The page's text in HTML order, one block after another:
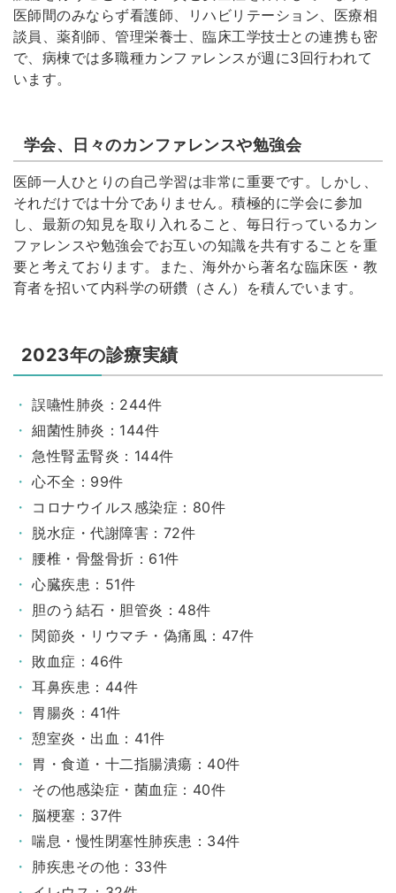
医師間のみならず看護師、リハビリテーション、医療相
談員、薬剤師、管理栄養士、臨床工学技士との連携も密
で、病棟では多職種カンファレンスが週に3回行われて
います。
学会、日々のカンファレンスや勉強会
医師一人ひとりの自己学習は非常に重要です。しかし、
それだけでは十分でありません。積極的に学会に参加
し、最新の知見を取り入れること、毎日行っているカン
ファレンスや勉強会でお互いの知識を共有することを重
要と考えております。また、海外から著名な臨床医・教
育者を招いて内科学の研鑽（さん）を積んでいます。
2023年の診療実績
誤嚥性肺炎：244件
細菌性肺炎：144件
急性腎盂腎炎：144件
心不全：99件
コロナウイルス感染症：80件
脱水症・代謝障害：72件
腰椎・骨盤骨折：61件
心臓疾患：51件
胆のう結石・胆管炎：48件
関節炎・リウマチ・偽痛風：47件
敗血症：46件
耳鼻疾患：44件
胃腸炎：41件
憩室炎・出血：41件
胃・食道・十二指腸潰瘍：40件
その他感染症・菌血症：40件
脳梗塞：37件
喘息・慢性閉塞性肺疾患：34件
肺疾患その他：33件